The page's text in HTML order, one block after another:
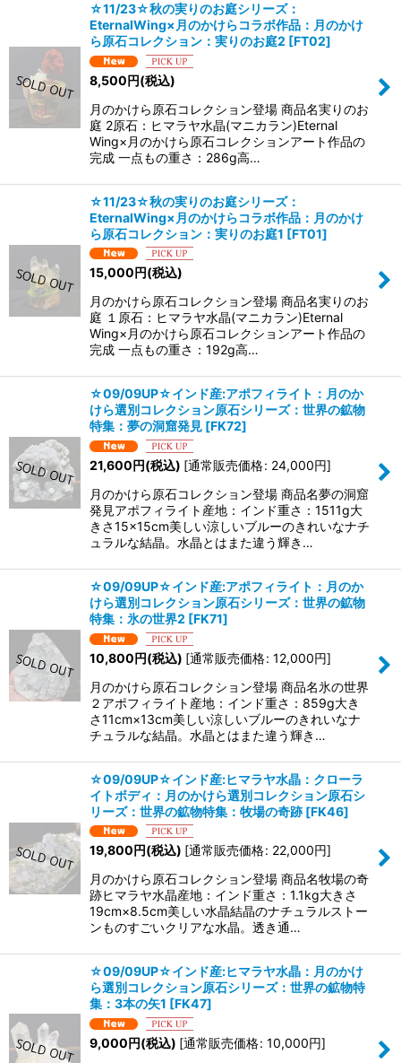
☆11/23☆秋の実りのお庭シリーズ：
EternalWing×月のかけらコラボ作品：月のかけ
ら原石コレクション：実りのお庭2 [FT02]
8,500円(税込)
月のかけら原石コレクション登場 商品名実りのお
庭 2原石：ヒマラヤ水晶(マニカラン)Eternal
Wing×月のかけら原石コレクションアート作品の
完成 一点もの重さ：286g高…
☆11/23☆秋の実りのお庭シリーズ：
EternalWing×月のかけらコラボ作品：月のかけ
ら原石コレクション：実りのお庭1 [FT01]
15,000円(税込)
月のかけら原石コレクション登場 商品名実りのお
庭 １原石：ヒマラヤ水晶(マニカラン)Eternal
Wing×月のかけら原石コレクションアート作品の
完成 一点もの重さ：192g高…
☆09/09UP☆インド産:アポフィライト：月のか
けら選別コレクション原石シリーズ：世界の鉱物
特集：夢の洞窟発見 [FK72]
21,600円(税込) [通常販売価格: 24,000円]
月のかけら原石コレクション登場 商品名夢の洞窟
発見アポフィライト産地：インド重さ：1511g大
きさ15×15cm美しい涼しいブルーのきれいなナチ
ュラルな結晶。水晶とはまた違う輝き…
☆09/09UP☆インド産:アポフィライト：月のか
けら選別コレクション原石シリーズ：世界の鉱物
特集：氷の世界2 [FK71]
10,800円(税込) [通常販売価格: 12,000円]
月のかけら原石コレクション登場 商品名氷の世界
２アポフィライト産地：インド重さ：859g大き
さ11cm×13cm美しい涼しいブルーのきれいなナ
チュラルな結晶。水晶とはまた違う輝き…
☆09/09UP☆インド産:ヒマラヤ水晶：クローラ
イトボディ：月のかけら選別コレクション原石シ
リーズ：世界の鉱物特集：牧場の奇跡 [FK46]
19,800円(税込) [通常販売価格: 22,000円]
月のかけら原石コレクション登場 商品名牧場の奇
跡ヒマラヤ水晶産地：インド重さ：1.1kg大きさ
19cm×8.5cm美しい水晶結晶のナチュラルストー
ンものすごいクリアな水晶。透き通…
☆09/09UP☆インド産:ヒマラヤ水晶：月のかけ
ら選別コレクション原石シリーズ：世界の鉱物特
集：3本の矢1 [FK47]
9,000円(税込) [通常販売価格: 10,000円]